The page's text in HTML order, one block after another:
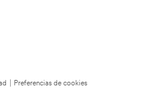
Preferencias de cookies